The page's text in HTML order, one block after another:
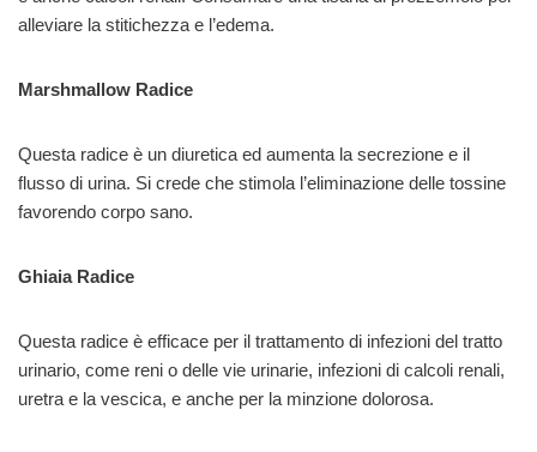
alleviare la stitichezza e l’edema.
Marshmallow Radice
Questa radice è un diuretica ed aumenta la secrezione e il
flusso di urina. Si crede che stimola l’eliminazione delle tossine
favorendo corpo sano.
Ghiaia Radice
Questa radice è efficace per il trattamento di infezioni del tratto
urinario, come reni o delle vie urinarie, infezioni di calcoli renali,
uretra e la vescica, e anche per la minzione dolorosa.